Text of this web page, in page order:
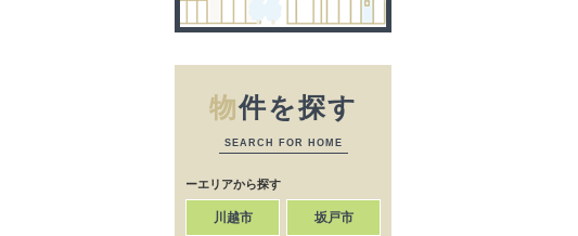
物件を探す
SEARCH FOR HOME
ーエリアから探す
川越市 坂戸市